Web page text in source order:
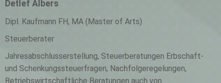
Detlef Albers
Dipl. Kaufmann FH, MA (Master of Arts)
Steuerberater
Jahresabschlusserstellung, Steuerberatungen Erbschaft-
und Schenkungssteuerfragen, Nachfolgeregelungen,
Betriebswirtschaftliche Beratungen auch von